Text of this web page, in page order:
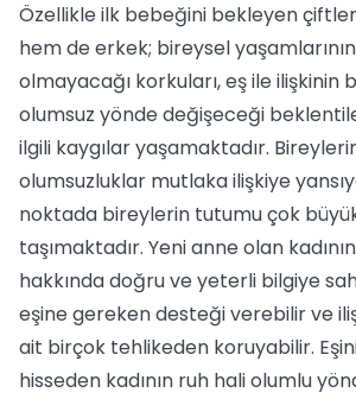
Özellikle ilk bebeğini bekleyen
hem de erkek; bireysel
olmayacağı korkuları, eş ile ilişkinin
olumsuz yönde değişeceği
ilgili kaygılar yaşamaktadır.
olumsuzluklar mutlaka ilişkiye
noktada bireylerin tutumu çok
taşımaktadır. Yeni anne olan
hakkında doğru ve yeterli bilgiye
eşine gereken desteği verebilir ve
ait birçok tehlikeden koruyabilir.
hisseden kadının ruh hali olumlu